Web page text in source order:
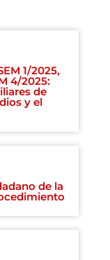
1/2025,
4/2025:
de
y el
de la